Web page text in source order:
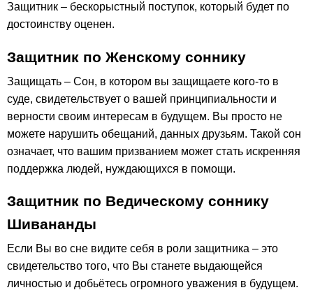
Защитник – бескорыстный поступок, который будет по
достоинству оценен.
Защитник по Женскому соннику
Защищать – Сон, в котором вы защищаете кого-то в
суде, свидетельствует о вашей принципиальности и
верности своим интересам в будущем. Вы просто не
можете нарушить обещаний, данных друзьям. Такой сон
означает, что вашим призванием может стать искренняя
поддержка людей, нуждающихся в помощи.
Защитник по Ведическому соннику
Шивананды
Если Вы во сне видите себя в роли защитника – это
свидетельство того, что Вы станете выдающейся
личностью и добьётесь огромного уважения в будущем.